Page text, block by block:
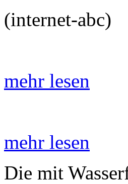
(internet-abc)
mehr lesen
mehr lesen
Die mit